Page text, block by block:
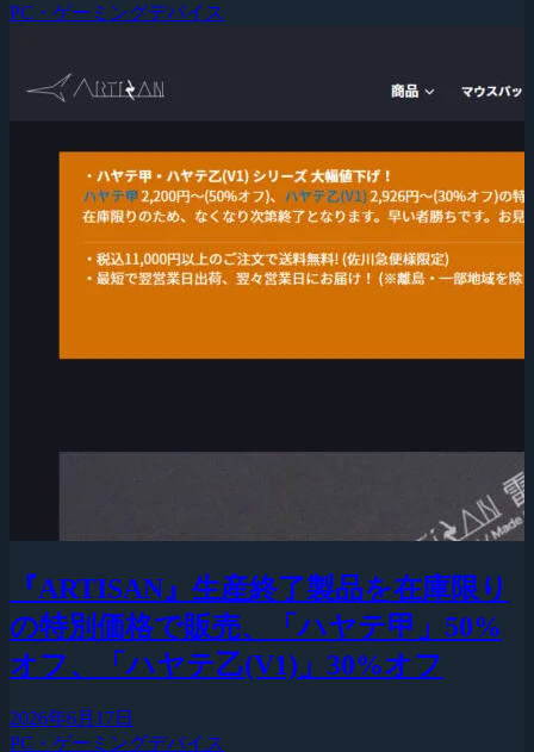
PC・ゲーミングデバイス
『ARTISAN』生産終了製品を在庫限り
の特別価格で販売、「ハヤテ甲」50%
オフ、「ハヤテ乙(V1)」30%オフ
2026年6月17日
PC・ゲーミングデバイス